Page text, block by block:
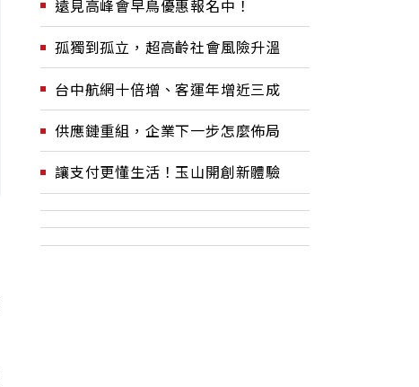
遠見高峰會早鳥優惠報名中！
孤獨到孤立，超高齡社會風險升溫
台中航網十倍增、客運年增近三成
供應鏈重組，企業下一步怎麼佈局
讓支付更懂生活！玉山開創新體驗